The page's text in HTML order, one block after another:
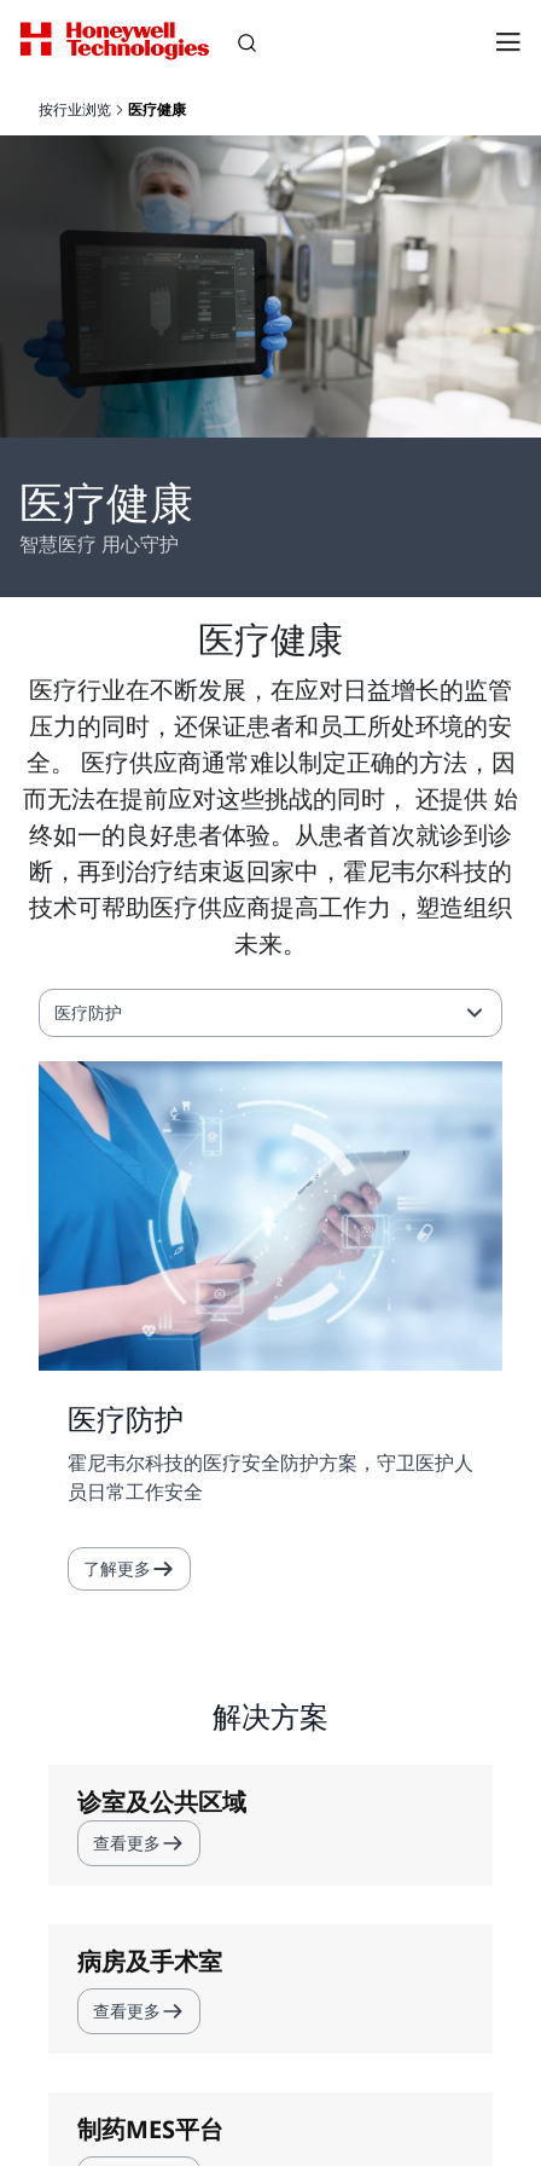
按行业浏览 医疗健康
医疗健康
智慧医疗 用心守护
医疗健康
医疗行业在不断发展，在应对日益增长的监管
压力的同时，还保证患者和员工所处环境的安
全。 医疗供应商通常难以制定正确的方法，因
而无法在提前应对这些挑战的同时， 还提供 始
终如一的良好患者体验。从患者首次就诊到诊
断，再到治疗结束返回家中，霍尼韦尔科技的
技术可帮助医疗供应商提高工作力，塑造组织
未来。
医疗防护
医疗防护
霍尼韦尔科技的医疗安全防护方案，守卫医护人
员日常工作安全
了解更多
解决方案
诊室及公共区域
查看更多
病房及手术室
查看更多
制药MES平台